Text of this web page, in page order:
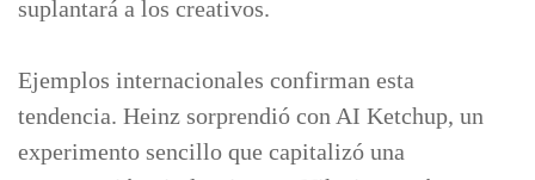
suplantará a los creativos.
Ejemplos internacionales confirman esta
tendencia. Heinz sorprendió con AI Ketchup, un
experimento sencillo que capitalizó una